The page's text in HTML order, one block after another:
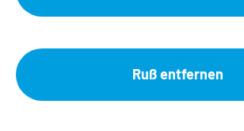
Ruß entfernen